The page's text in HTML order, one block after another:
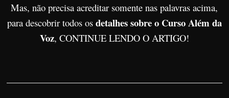
Mas, não precisa acreditar somente nas palavras acima,
para descobrir todos os detalhes sobre o Curso Além da
Voz, CONTINUE LENDO O ARTIGO!